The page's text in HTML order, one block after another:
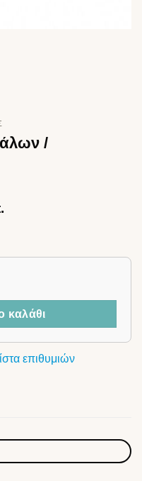
/
(καρυδιά)
καλάθι
επιθυμιών